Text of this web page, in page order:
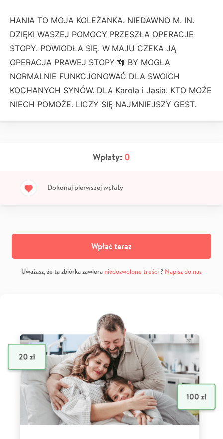
HANIA TO MOJA KOLEŻANKA. NIEDAWNO M. IN.
DZIĘKI WASZEJ POMOCY PRZESZŁA OPERACJE
STOPY. POWIODŁA SIĘ. W MAJU CZEKA JĄ
OPERACJA PRAWEJ STOPY 👣 BY MOGŁA
NORMALNIE FUNKCJONOWAĆ DLA SWOICH
KOCHANYCH SYNÓW. DLA Karola i Jasia. KTO MOŻE
NIECH POMOŻE. LICZY SIĘ NAJMNIEJSZY GEST.
Wpłaty: 0
Dokonaj pierwszej wpłaty
Wpłać teraz
Uważasz, że ta zbiórka zawiera niedozwolone treści? Napisz do nas